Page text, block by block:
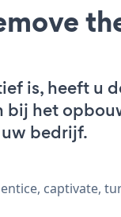
is, heeft u
het
bedrijf.
captivate,